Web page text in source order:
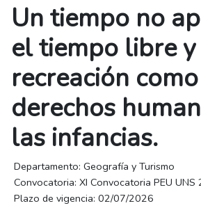
Un tiempo no
el tiempo libre
recreación como
derechos
las infancias.
Departamento: Geografía y Turismo
Convocatoria: XI Convocatoria PEU
Plazo de vigencia: 02/07/2026